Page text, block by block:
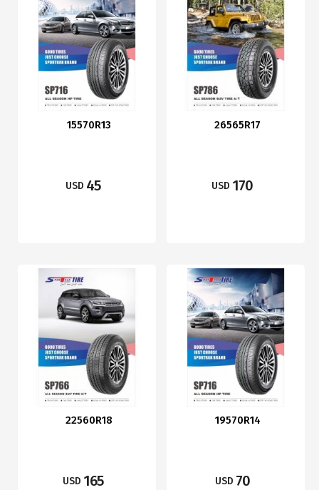
15570R13
USD 45
26565R17
USD 170
22560R18
USD 165
19570R14
USD 70